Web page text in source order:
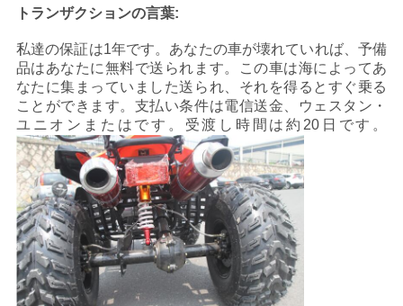
い
地
図
プ
ラ
イ
バ
トランザクションの言葉:
私達の保証は1年です。あなたの車が壊れていれば、予備
品はあなたに無料で送られます。この車は海によってあ
なたに集まっていました送られ、それを得るとすぐ乗る
ことができます。支払い条件は電信送金、ウェスタン・
ユニオンまたはです。受渡し時間は約20日です。